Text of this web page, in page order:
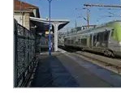
X 2800 ·
X 3800 ·
X 4300-
X 73500